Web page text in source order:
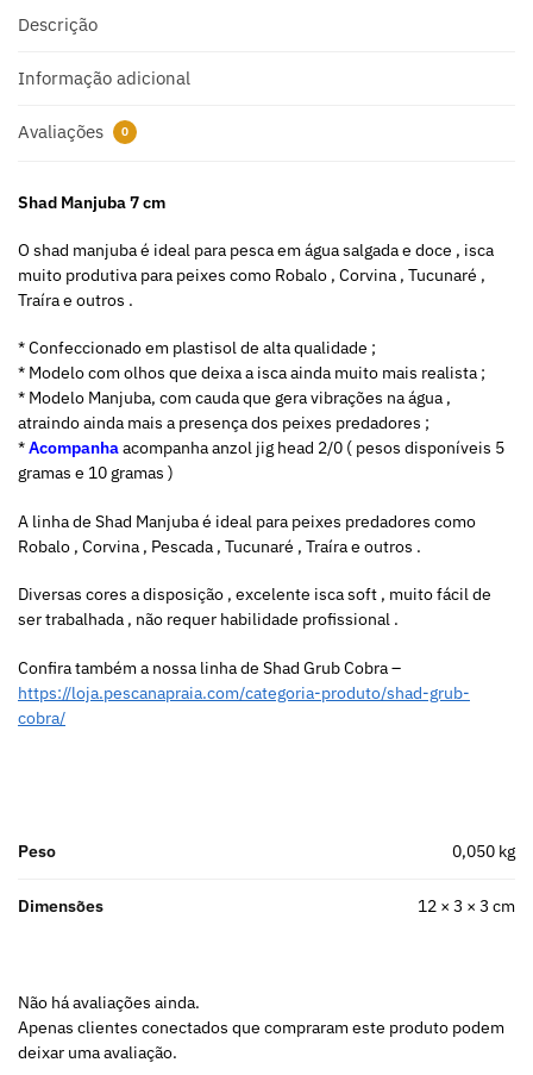
a
i
e
Descrição
Informação adicional
Avaliações 0
Shad Manjuba 7 cm
O shad manjuba é ideal para pesca em água salgada e doce , isca
muito produtiva para peixes como Robalo , Corvina , Tucunaré ,
Traíra e outros .
* Confeccionado em plastisol de alta qualidade ;
* Modelo com olhos que deixa a isca ainda muito mais realista ;
* Modelo Manjuba, com cauda que gera vibrações na água ,
atraindo ainda mais a presença dos peixes predadores ;
*Acompanhaacompanha anzol jig head 2/0 ( pesos disponíveis 5
gramas e 10 gramas )
A linha de Shad Manjuba é ideal para peixes predadores como
Robalo , Corvina , Pescada , Tucunaré , Traíra e outros .
Diversas cores a disposição , excelente isca soft , muito fácil de
ser trabalhada , não requer habilidade profissional .
Confira também a nossa linha de Shad Grub Cobra –
https://loja.pescanapraia.com/categoria-produto/shad-grub-
cobra/
Peso 0,050 kg
Dimensões 12 × 3 × 3 cm
Não há avaliações ainda.
Apenas clientes conectados que compraram este produto podem
deixar uma avaliação.